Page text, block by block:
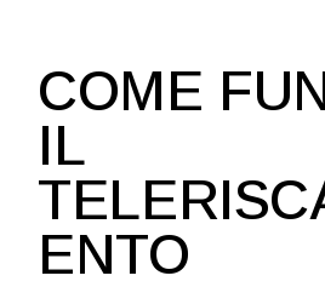
COME
IL
ENTO